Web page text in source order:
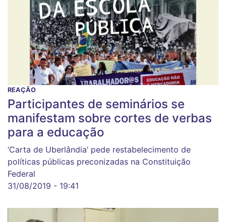
REAÇÃO
Participantes de seminários se
manifestam sobre cortes de verbas
para a educação
‘Carta de Uberlândia’ pede restabelecimento de
políticas públicas preconizadas na Constituição
Federal
31/08/2019 - 19:41